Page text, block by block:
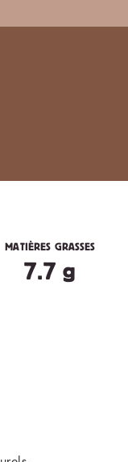
MATIÈRES GRASSES
7.7 g